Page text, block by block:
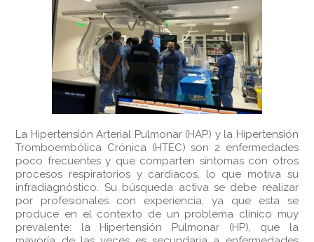
La Hipertensión Arterial Pulmonar (HAP) y la Hipertensión
Tromboembólica Crónica (HTEC) son 2 enfermedades
poco frecuentes y que comparten síntomas con otros
procesos respiratorios y cardiacos, lo que motiva su
infradiagnóstico. Su búsqueda activa se debe realizar
por profesionales con experiencia, ya que esta se
produce en el contexto de un problema clínico muy
prevalente: la Hipertensión Pulmonar (HP), que la